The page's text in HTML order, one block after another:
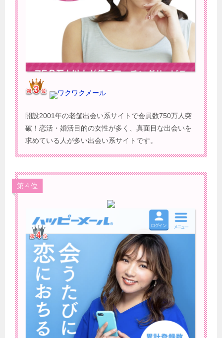
ワクワクメール
開設2001年の老舗出会い系サイトで会員数750万人突
破！恋活・婚活目的の女性が多く、真面目な出会いを
求めている人が多い出会い系サイトです。
第４位